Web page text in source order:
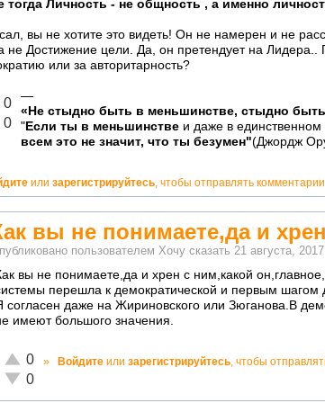
тогда Личность - не общность , а именно
вы не хотите это видеть! Он не намерен и не
не Достижение цели. Да, он претендует на
или за авторитарность?
0
0
—
«Не стыдно быть в меньшинстве, стыдно быть
" Если ты в меньшинстве и даже в единственном
всем это не значит, что ты безумен"(Джордж
или зарегистрируйтесь , чтобы отправлять комментарии
вы не понимаете,да и хрен
пользователем Хочу сказать 21 августа,
вы не понимаете,да и хрен с ним,какой
перешла к демократической и первым шагом
согласен даже на Жириновского или Зюганова.В
имеют большого значения.
Отлично!
0
Неадекватно!
0
» Войдите или зарегистрируйтесь, чтобы